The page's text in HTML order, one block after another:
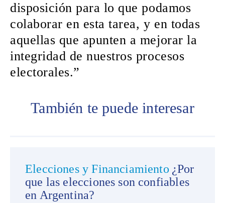
disposición para lo que podamos
colaborar en esta tarea, y en todas
aquellas que apunten a mejorar la
integridad de nuestros procesos
electorales.”
También te puede interesar
Elecciones y Financiamiento ¿Por
que las elecciones son confiables
en Argentina?